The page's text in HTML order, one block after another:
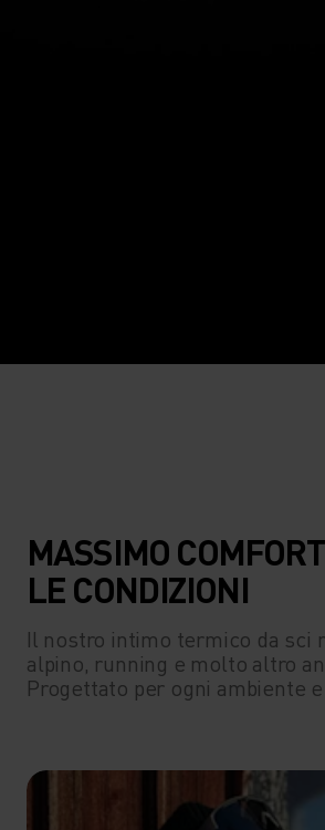
MASSIMO
LE CONDIZIONI
Il nostro intimo termico da sci
alpino, running e molto altro
Progettato per ogni ambiente